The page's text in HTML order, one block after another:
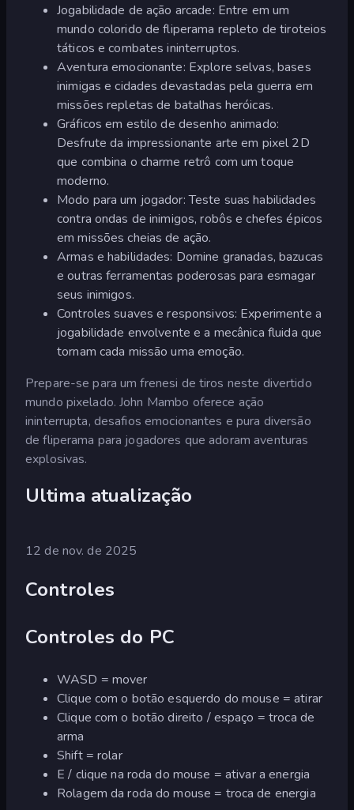
Jogabilidade de ação arcade: Entre em um
mundo colorido de fliperama repleto de tiroteios
táticos e combates ininterruptos.
Aventura emocionante: Explore selvas, bases
inimigas e cidades devastadas pela guerra em
missões repletas de batalhas heróicas.
Gráficos em estilo de desenho animado:
Desfrute da impressionante arte em pixel 2D
que combina o charme retrô com um toque
moderno.
Modo para um jogador: Teste suas habilidades
contra ondas de inimigos, robôs e chefes épicos
em missões cheias de ação.
Armas e habilidades: Domine granadas, bazucas
e outras ferramentas poderosas para esmagar
seus inimigos.
Controles suaves e responsivos: Experimente a
jogabilidade envolvente e a mecânica fluida que
tornam cada missão uma emoção.
Prepare-se para um frenesi de tiros neste divertido
mundo pixelado. John Mambo oferece ação
ininterrupta, desafios emocionantes e pura diversão
de fliperama para jogadores que adoram aventuras
explosivas.
Ultima atualização
12 de nov. de 2025
Controles
Controles do PC
WASD = mover
Clique com o botão esquerdo do mouse = atirar
Clique com o botão direito / espaço = troca de
arma
Shift = rolar
E / clique na roda do mouse = ativar a energia
Rolagem da roda do mouse = troca de energia